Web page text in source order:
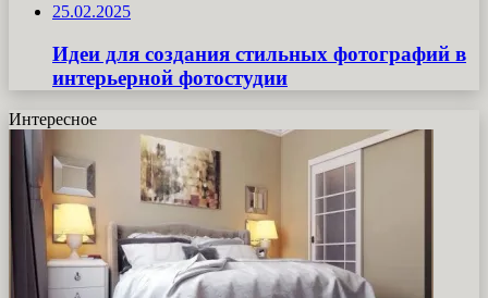
25.02.2025
Идеи для создания стильных фотографий в
интерьерной фотостудии
Интересное